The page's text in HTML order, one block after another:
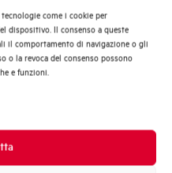
come i cookie per
dispositivo. Il consenso a queste
il comportamento di navigazione o gli
o la revoca del consenso possono
e funzioni.
1…35 mm²
-25/+55 °C
di più?